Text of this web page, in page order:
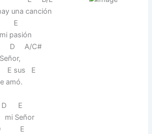
una canción
E
pasión
E D A/C#
E sus E
amó.
E
mi Señor
E